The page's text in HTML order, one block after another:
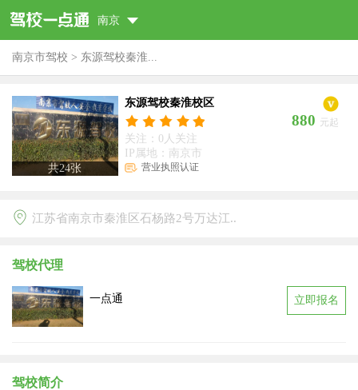
南京
南京市驾校 > 东源驾校秦淮...
共24张
东源驾校秦淮校区
880 元起
关注：0人关注
IP属地：南京市
营业执照认证
江苏省南京市秦淮区石杨路2号万达江..
驾校代理
一点通 立即报名
驾校简介